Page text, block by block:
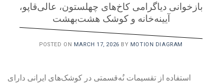
بازخوانی دیاگرامی کاخ‌های چهلستون، عالی‌قاپو،
آیینه‌خانه و کوشک هشت‌بهشت
POSTED ON MARCH 17, 2026 BY MOTION DIAGRAM
استفاده از تقسیمات نُه‌قسمتی در کوشک‌های ایرانی دارای